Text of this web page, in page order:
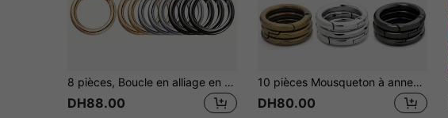
8 pièces, Boucle en alliage en forme d'anneau de printemps, clip de crochet portable pour porte-clés, accessoires DIY pour porte-clés, sac, portefeuille, sac à main et laisse pour animal de compagnie, accessoires de voiture, breloques de sac à dos pour l'école, accessoires gothiques mignons Y2k, idées de cadeaux pour la fête des enseignants, Noël, accessoires de sac, cordons avec porte-badge, accessoires de voiture, breloques de sac, cadeaux pour la mère, le père, la remise des diplômes et l'enseignant
DH88.00
10 pièces Mousqueton à anneau en O en alliage de zinc - Porte-clés rond blanc, convient pour les accessoires DIY, les sacs à main et les colliers pour chiens
DH80.00